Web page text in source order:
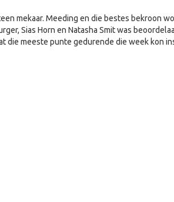
mekaar. Meeding en die bestes bekroon
Sias Horn en Natasha Smit was
die meeste punte gedurende die week kon